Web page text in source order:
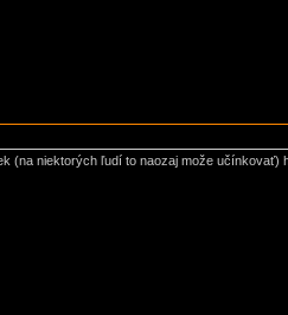
(na niektorých ľudí to naozaj može učínkovať)